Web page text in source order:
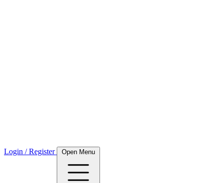
Login / Register Open Menu